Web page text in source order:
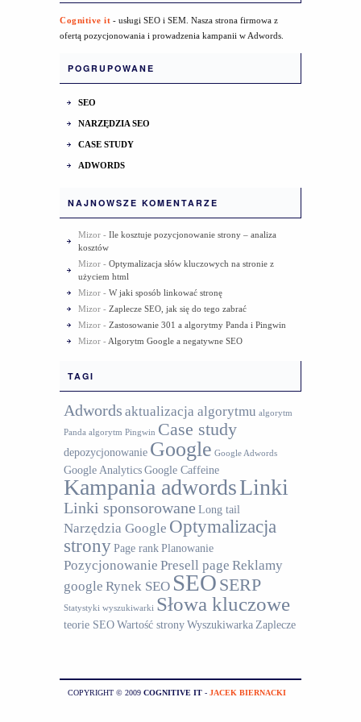
Cognitive it - usługi SEO i SEM. Nasza strona firmowa z
ofertą pozycjonowania i prowadzenia kampanii w Adwords.
POGRUPOWANE
SEO
NARZĘDZIA SEO
CASE STUDY
ADWORDS
NAJNOWSZE KOMENTARZE
Mizor - Ile kosztuje pozycjonowanie strony – analiza
kosztów
Mizor - Optymalizacja słów kluczowych na stronie z
użyciem html
Mizor - W jaki sposób linkować stronę
Mizor - Zaplecze SEO, jak się do tego zabrać
Mizor - Zastosowanie 301 a algorytmy Panda i Pingwin
Mizor - Algorytm Google a negatywne SEO
TAGI
Adwords aktualizacja algorytmu algorytm
Panda algorytm Pingwin Case study
depozycjonowanie Google Google Adwords
Google AnalyticsGoogle Caffeine
Kampania adwordsLinki
Linki sponsorowane Long tail
Narzędzia Google Optymalizacja
stronyPage rankPlanowanie
Pozycjonowanie Presell page Reklamy
google Rynek SEO SEO SERP
Statystyki wyszukiwarki Słowa kluczowe
teorie SEOWartość stronyWyszukiwarka Zaplecze
COPYRIGHT © 2009 COGNITIVE IT - JACEK BIERNACKI